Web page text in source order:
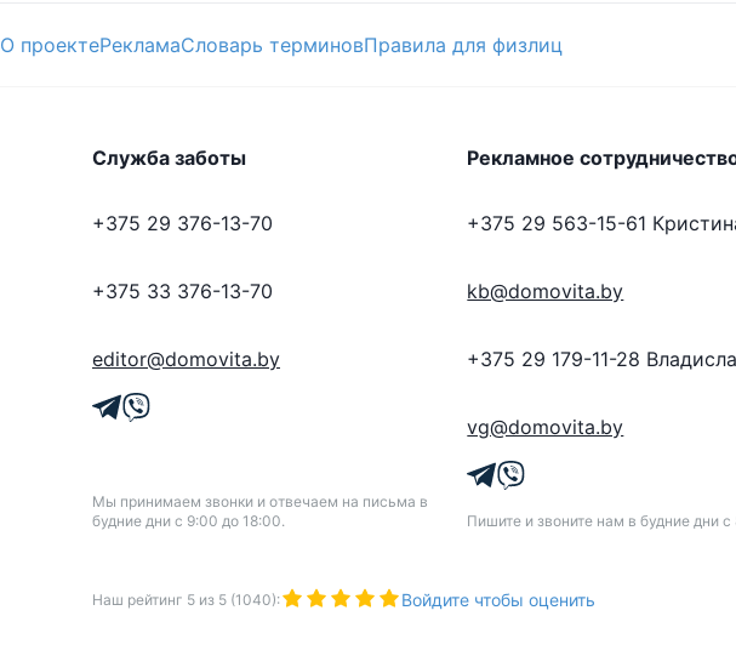
О проектеРекламаСловарь терминовПравила для физлиц
Служба заботы
+375 29 376-13-70
+375 33 376-13-70
editor@domovita.by
Мы принимаем звонки и отвечаем на письма в
будние дни с 9:00 до 18:00.
Рекламное
+375 29 563-15-61
kb@domovita.by
+375 29 179-11-28
vg@domovita.by
Пишите и звоните нам в будние дни
Наш рейтинг 5 из 5 (1040): Войдите чтобы оценить